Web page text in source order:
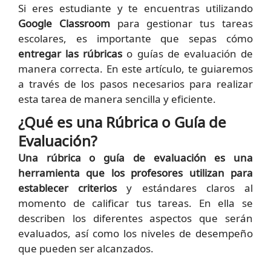
Si eres estudiante y te encuentras utilizando
Google Classroompara gestionar tus tareas
escolares, es importante que sepas cómo
entregar las rúbricas o guías de evaluación de
manera correcta. En este artículo, te guiaremos
a través de los pasos necesarios para realizar
esta tarea de manera sencilla y eficiente.
¿Qué es una Rúbrica o Guía de
Evaluación?
Una rúbrica o guía de evaluación es una
herramienta que los profesores utilizan para
establecer criterios y estándares claros al
momento de calificar tus tareas. En ella se
describen los diferentes aspectos que serán
evaluados, así como los niveles de desempeño
que pueden ser alcanzados.